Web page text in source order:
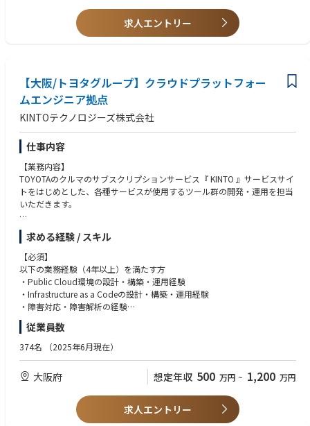
・最先端の技術環境：最新のモバイル通信技術に触れ、その進化を肌で感
じながら業務に取り組むことができます。
・専門性と成長の機会：広範なネットワーク知識と高度な技術力を習得
し、品質管理のスペシャリストとして大きく成長できる環境です。
・社会貢献の実感：あなたの仕事が、何百万人もの人々の生活を支え、社
会の発展に貢献していることを実感できます。
・チームワークとイノベーション：技術部門の専門家たちと共に、オープ
ンな議論を通じて新たなアイデアを生み出し、実現していく喜びを味わえ
ます。
■業務内容
技術部門と共に、エンド・ツー・エンドの品質方針・品質目標を設定し、
品質を持続的に維持・向上させ、また潜在的な課題を早期に発見・解決す
るQMS活動を進めていただきます。
品質問題発生時には、迅速な原因究明と対策立案の支援を行い、そこから
得られる知見を活かして新技術や新プロダクト導入時の品質評価と最適化
の策定による将来的な品質向上にも寄与いただきます。
＜主な業務内容＞
・品質KPIの定義とモニタリング
・品質課題の管理、解決支援
・品質監査の計画と実行
・製品、業務品質に関する経営陣への報告
＜具体的なプロジェクト事例＞
抑制プロジェクト
・VOC×ネットワークデータの相関分析に基づく無線アクセスネットワー
・ネイティブレベルの日本語力
求人エントリー
【大阪/トヨタグループ】クラウドプラットフォー
ムエンジニア拠点
KINTOテクノロジーズ株式会社
仕事内容
【業務内容】
TOYOTAのクルマのサブスクリプションサービス『 KINTO 』サービスサイ
トをはじめとした、各種サービスが使用するツール群の開発・運用を担当
いただきます。
プラットフォームは主にAWSなどのPublic Cloud上で稼働しています。そ
の環境をモニタリングするためのAWSマネージドサービスを組み合わせた
仕組みや、障害対応やセキュリティのためのSaaS、内製ツールなど、開
発・運用を行うためのツールは多岐にわたります。
本ポジションでは、同じグループの他チームと連携して、ツール全体のガ
バナンスを維持し、アプリケーションチームのニーズに基づいたマネージ
プリケーションチームの成功を支援するために、プログラミング言語（G
o/その他）を使用した新規ツールの利用サポートや、既存ツールの運用・
改善を担当していただきます。アプリケーションチームとの技術的なコミ
ュニケーションを通じて、最適なソリューションを提供し、アプリケーシ
ョンチームの満足度の向上を目指します。
【具体的な業務内容】
・マネージドサービスやSaaSソリューションの企画・導入検討
求める経験 / スキル
【必須】
以下の業務経験（4年以上）を満たす方
・Public Cloud環境の設計・構築・運用経験
・Infrastructure as a Codeの設計・構築・運用経験
・障害対応・障害解析の経験
【歓迎】
・コンピュータサイエンスの学士号または同等の経験
・Docker, Amazon ECS, Kubernetesでのコンテナ、オーケストレーション
ツールを使用したサービス設計・運用経験
Terraform, Ansible, PackerでのIaC運用経験
・CI/CDパイプライン設計・構築・運用経験
・NewRelicやGrafanaLabsを用いたオブザバビリティツールの構築・運
従業員数
374名 （2025年6月現在）
大阪府 想定年収 500 万円 ~ 1,200 万円
求人エントリー